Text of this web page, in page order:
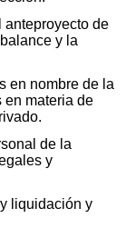
anteproyecto de
y la
en nombre de la
en materia de
de la
y
liquidación y